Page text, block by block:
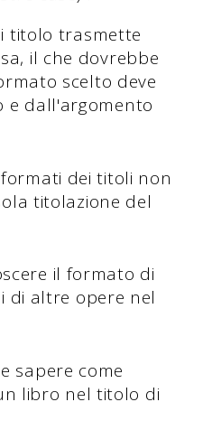
titolo trasmette
il che dovrebbe
scelto deve
e dall'argomento
dei titoli non
titolazione del
il formato di
di altre opere nel
sapere come
libro nel titolo di